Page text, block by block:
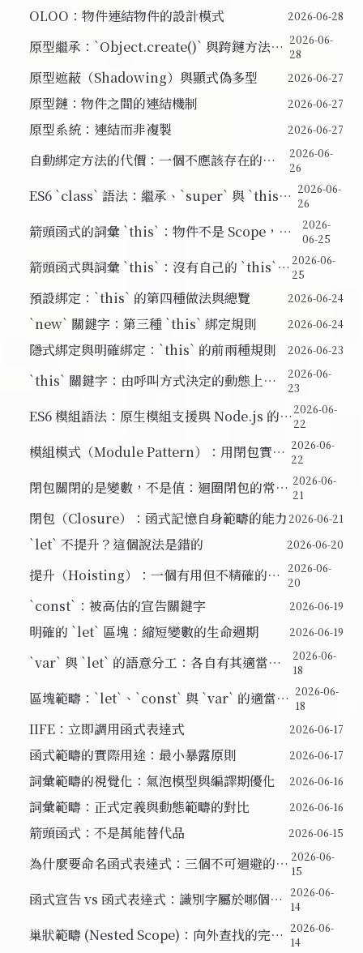
OLOO：物件連結物件的設計模式 2026-06-28
原型繼承：`Object.create()` 與跨鏈方法查 2026-06-
28
原型遮蔽（Shadowing）與顯式偽多型 2026-06-27
原型鏈：物件之間的連結機制 2026-06-27
原型系統：連結而非複製 2026-06-27
自動綁定方法的代價：一個不應該存在的
2026-06-
26
ES6 `class` 語法：繼承、`super` 與 `this`
2026-06-
26
箭頭函式的詞彙 `this`：物件不是 Scope，以
2026-
06-25
箭頭函式與詞彙 `this`：沒有自己的 `this`
2026-06-
25
預設綁定：`this` 的第四種做法與總覽 2026-06-24
`new` 關鍵字：第三種 `this` 綁定規則 2026-06-24
隱式綁定與明確綁定：`this` 的前兩種規則 2026-06-23
`this` 關鍵字：由呼叫方式決定的動態上下
2026-06-
23
ES6 模組語法：原生模組支援與 Node.js 的相2026-06-
22
模組模式（Module Pattern）：用閉包實現 2026-06-
22
閉包關閉的是變數，不是值：迴圈閉包的常見 2026-06-
21
閉包（Closure）：函式記憶自身範疇的能力 2026-06-21
`let` 不提升？這個說法是錯的 2026-06-20
提升（Hoisting）：一個有用但不精確的比
2026-06-
20
`const`：被高估的宣告關鍵字 2026-06-19
明確的 `let` 區塊：縮短變數的生命週期 2026-06-19
`var` 與 `let` 的語意分工：各自有其適當的
2026-06-
18
區塊範疇：`let`、`const` 與 `var` 的適當使 2026-06-
18
IIFE：立即調用函式表達式 2026-06-17
函式範疇的實際用途：最小暴露原則 2026-06-17
詞彙範疇的視覺化：氣泡模型與編譯期優化 2026-06-16
詞彙範疇：正式定義與動態範疇的對比 2026-06-16
箭頭函式：不是萬能替代品 2026-06-15
為什麼要命名函式表達式：三個不可迴避的理 2026-06-
15
函式宣告 vs 函式表達式：識別字屬於哪個範
2026-06-
14
巢狀範疇 (Nested Scope)：向外查找的完整 2026-06-
14